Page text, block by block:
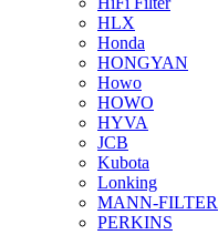
HLX
Honda
HONGYAN
Howo
HOWO
HYVA
JCB
Kubota
Lonking
MANN-FILTER
PERKINS